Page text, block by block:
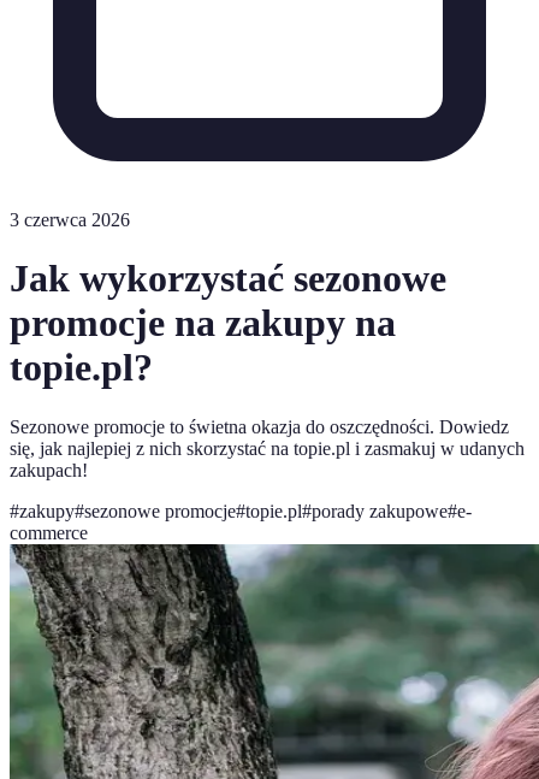
3 czerwca 2026
Jak wykorzystać sezonowe
promocje na zakupy na
topie.pl?
Sezonowe promocje to świetna okazja do oszczędności. Dowiedz
się, jak najlepiej z nich skorzystać na topie.pl i zasmakuj w udanych
zakupach!
#zakupy#sezonowe promocje#topie.pl#porady zakupowe#e-
commerce